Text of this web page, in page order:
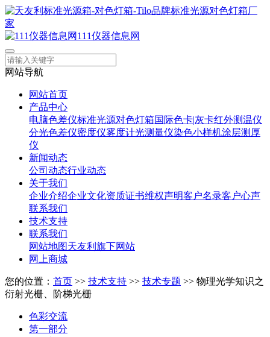
111仪器信息网
网站导航
网站首页
产品中心
电脑色差仪标准光源对色灯箱国际色卡|灰卡红外测温仪
分光色差仪密度仪雾度计光测量仪染色小样机涂层测厚
仪
新闻动态
公司动态行业动态
关于我们
企业介绍企业文化资质证书维权声明客户名录客户心声
联系我们
技术支持
联系我们
网站地图天友利旗下网站
网上商城
您的位置： 首页 >> 技术支持 >> 技术专题 >> 物理光学知识之
衍射光栅、阶梯光栅
色彩交流
第一部分